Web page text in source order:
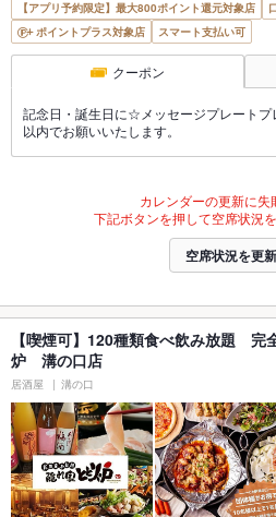
【アプリ予約限定】最大800ポイント還元対象店
ポイントプラス対象店
スマート支払い可
クーポン
記念日・誕生日に☆メッセージプレート
以内でお願いいたします。
カレンダーの更新に失
下記ボタンを押して空席状況
空席状況を更
【喫煙可】120種類食べ飲み放題
炉 溝の口店
居酒屋 溝の口